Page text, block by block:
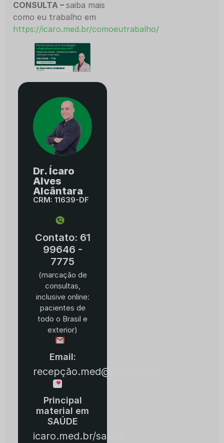
CONSULTA – saiba mais
como eu trabalho em
https://icaro.med.br/comoeutrabalho/
Dr. Ícaro
Alves
Alcântara
CRM: 11639-DF
Contato: 61
99646 -
7775
(marcação de
consultas,
inclusive online:
pacientes de
todo o Brasil e
exterior)
Email:
recepção.med@gmail.com
Principal
material em
SAÚDE
icaro.med.br/saude